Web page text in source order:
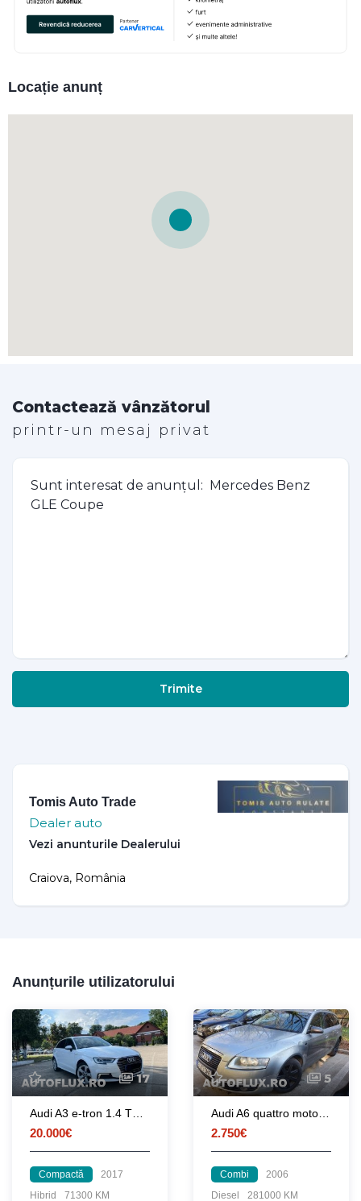
Locație anunț
Contactează vânzătorul
printr-un mesaj privat
Trimite
Tomis Auto Trade
Dealer auto
Craiova, România
Anunțurile utilizatorului
17
20.000€
Compactă
2017
Hibrid
71300 KM
5
2.750€
Combi
2006
Diesel
281000 KM